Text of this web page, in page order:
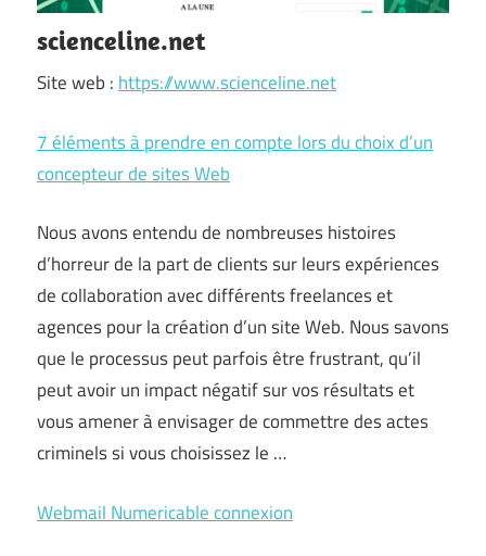
scienceline.net
Site web :https://www.scienceline.net
7 éléments à prendre en compte lors du choix d’un
concepteur de sites Web
Nous avons entendu de nombreuses histoires
d’horreur de la part de clients sur leurs expériences
de collaboration avec différents freelances et
agences pour la création d’un site Web. Nous savons
que le processus peut parfois être frustrant, qu’il
peut avoir un impact négatif sur vos résultats et
vous amener à envisager de commettre des actes
criminels si vous choisissez le …
Webmail Numericable connexion